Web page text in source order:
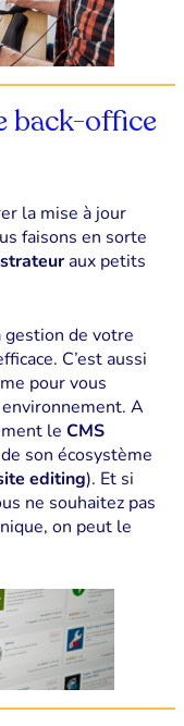
back-office
la mise à jour
faisons en sorte
aux petits
de votre
C’est aussi
pour vous
A
le CMS
son écosystème
editing). Et si
ne souhaitez pas
on peut le